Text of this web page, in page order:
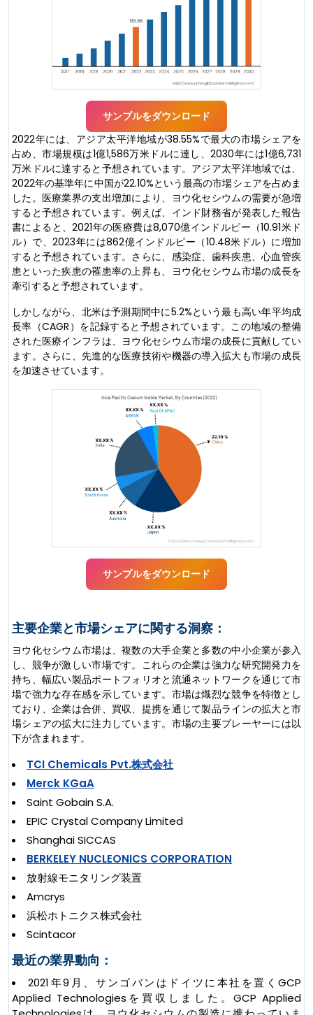
サンプルをダウンロード
2022年には、アジア太平洋地域が38.55%で最大の市場シェアを
占め、市場規模は1億1,586万米ドルに達し、2030年には1億6,731
万米ドルに達すると予想されています。アジア太平洋地域では、
2022年の基準年に中国が22.10%という最高の市場シェアを占めま
した。医療業界の支出増加により、ヨウ化セシウムの需要が急増
すると予想されています。例えば、インド財務省が発表した報告
書によると、2021年の医療費は8,070億インドルピー（10.91米ド
ル）で、2023年には862億インドルピー（10.48米ドル）に増加
すると予想されています。さらに、感染症、歯科疾患、心血管疾
患といった疾患の罹患率の上昇も、ヨウ化セシウム市場の成長を
牽引すると予想されています。
しかしながら、北米は予測期間中に5.2%という最も高い年平均成
長率（CAGR）を記録すると予想されています。この地域の整備
された医療インフラは、ヨウ化セシウム市場の成長に貢献してい
ます。さらに、先進的な医療技術や機器の導入拡大も市場の成長
を加速させています。
サンプルをダウンロード
主要企業と市場シェアに関する洞察：
ヨウ化セシウム市場は、複数の大手企業と多数の中小企業が参入
し、競争が激しい市場です。これらの企業は強力な研究開発力を
持ち、幅広い製品ポートフォリオと流通ネットワークを通じて市
場で強力な存在感を示しています。市場は熾烈な競争を特徴とし
ており、企業は合併、買収、提携を通じて製品ラインの拡大と市
場シェアの拡大に注力しています。市場の主要プレーヤーには以
下が含まれます。
TCI Chemicals Pvt.株式会社
Merck KGaA
Saint Gobain S.A.
EPIC Crystal Company Limited
Shanghai SICCAS
BERKELEY NUCLEONICS CORPORATION
放射線モニタリング装置
Amcrys
浜松ホトニクス株式会社
Scintacor
最近の業界動向：
2021年9月、サンゴバンはドイツに本社を置くGCP
Applied Technologiesを買収しました。GCP Applied